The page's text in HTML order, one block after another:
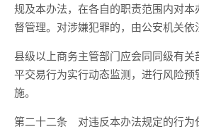
规及本办法，在各自的职责范围内对
督管理。对涉嫌犯罪的，由公安机关依
县级以上商务主管部门应会同同级有
平交易行为实行动态监测，进行风险
施。
第二十二条 对违反本办法规定的行为